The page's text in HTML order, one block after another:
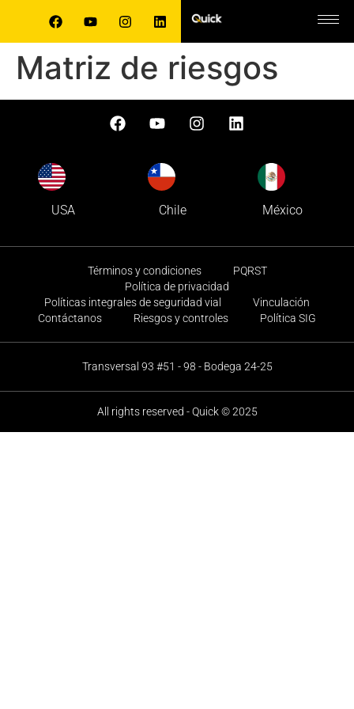
Matriz de riesgos
USA Chile México
Términos y condiciones
PQRST
Política de privacidad
Políticas integrales de seguridad vial
Vinculación
Contáctanos
Riesgos y controles Política SIG
Transversal 93 #51 - 98 - Bodega 24-25
All rights reserved - Quick © 2025